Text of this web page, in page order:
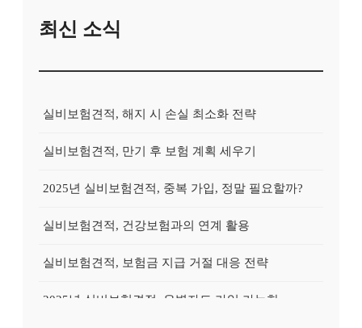
최신 소식
실비보험견적, 해지 시 손실 최소화 전략
실비보험견적, 만기 후 보험 계획 세우기
2025년 실비보험견적, 중복 가입, 정말 필요할까?
실비보험견적, 건강보험과의 연계 활용
실비보험견적, 보험금 지급 거절 대응 전략